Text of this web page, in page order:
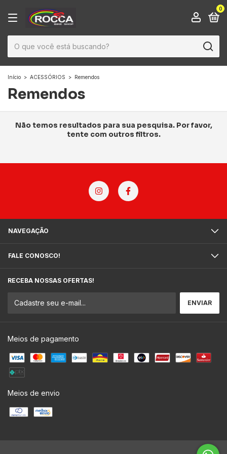
0
Início > ACESSÓRIOS > Remendos
Remendos
Não temos resultados para sua pesquisa. Por favor,
tente com outros filtros.
NAVEGAÇÃO
FALE CONOSCO!
RECEBA NOSSAS OFERTAS!
Meios de pagamento
Meios de envio